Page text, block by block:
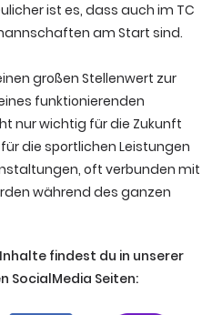
ist es, dass auch im TC
am Start sind.
großen Stellenwert zur
funktionierenden
nur wichtig für die Zukunft
die sportlichen Leistungen
oft verbunden mit
während des ganzen
findest du in unserer
SocialMedia Seiten: